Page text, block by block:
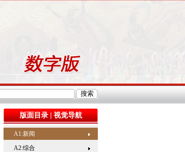
版面目录|视觉导航
A1:新闻
A2:综合